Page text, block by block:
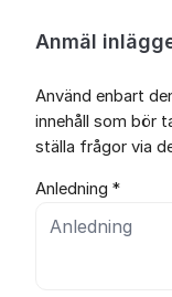
Anmäl
Använd enbart
innehåll som bör
ställa frågor via
Anledning *